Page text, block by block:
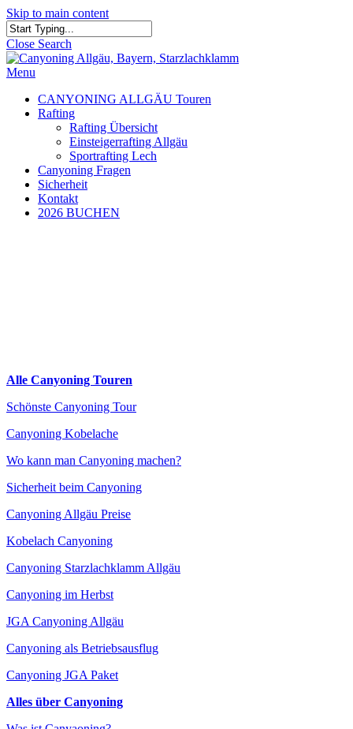
Skip to main content
Close Search
Menu
CANYONING ALLGÄU Touren
Rafting
Rafting Übersicht
Einsteigerrafting Allgäu
Sportrafting Lech
Canyoning Fragen
Sicherheit
Kontakt
2026 BUCHEN
Alle Canyoning Touren
Schönste Canyoning Tour
Canyoning Kobelache
Wo kann man Canyoning machen?
Sicherheit beim Canyoning
Canyoning Allgäu Preise
Kobelach Canyoning
Canyoning Starzlachklamm Allgäu
Canyoning im Herbst
JGA Canyoning Allgäu
Canyoning als Betriebsausflug
Canyoning JGA Paket
Alles über Canyoning